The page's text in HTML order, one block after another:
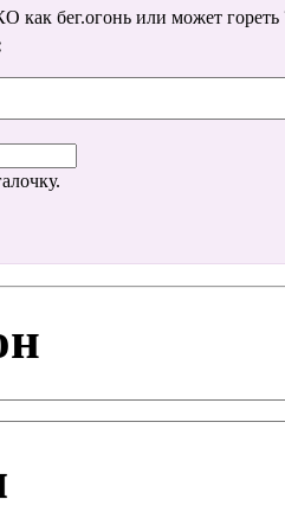
как бег.огонь или может